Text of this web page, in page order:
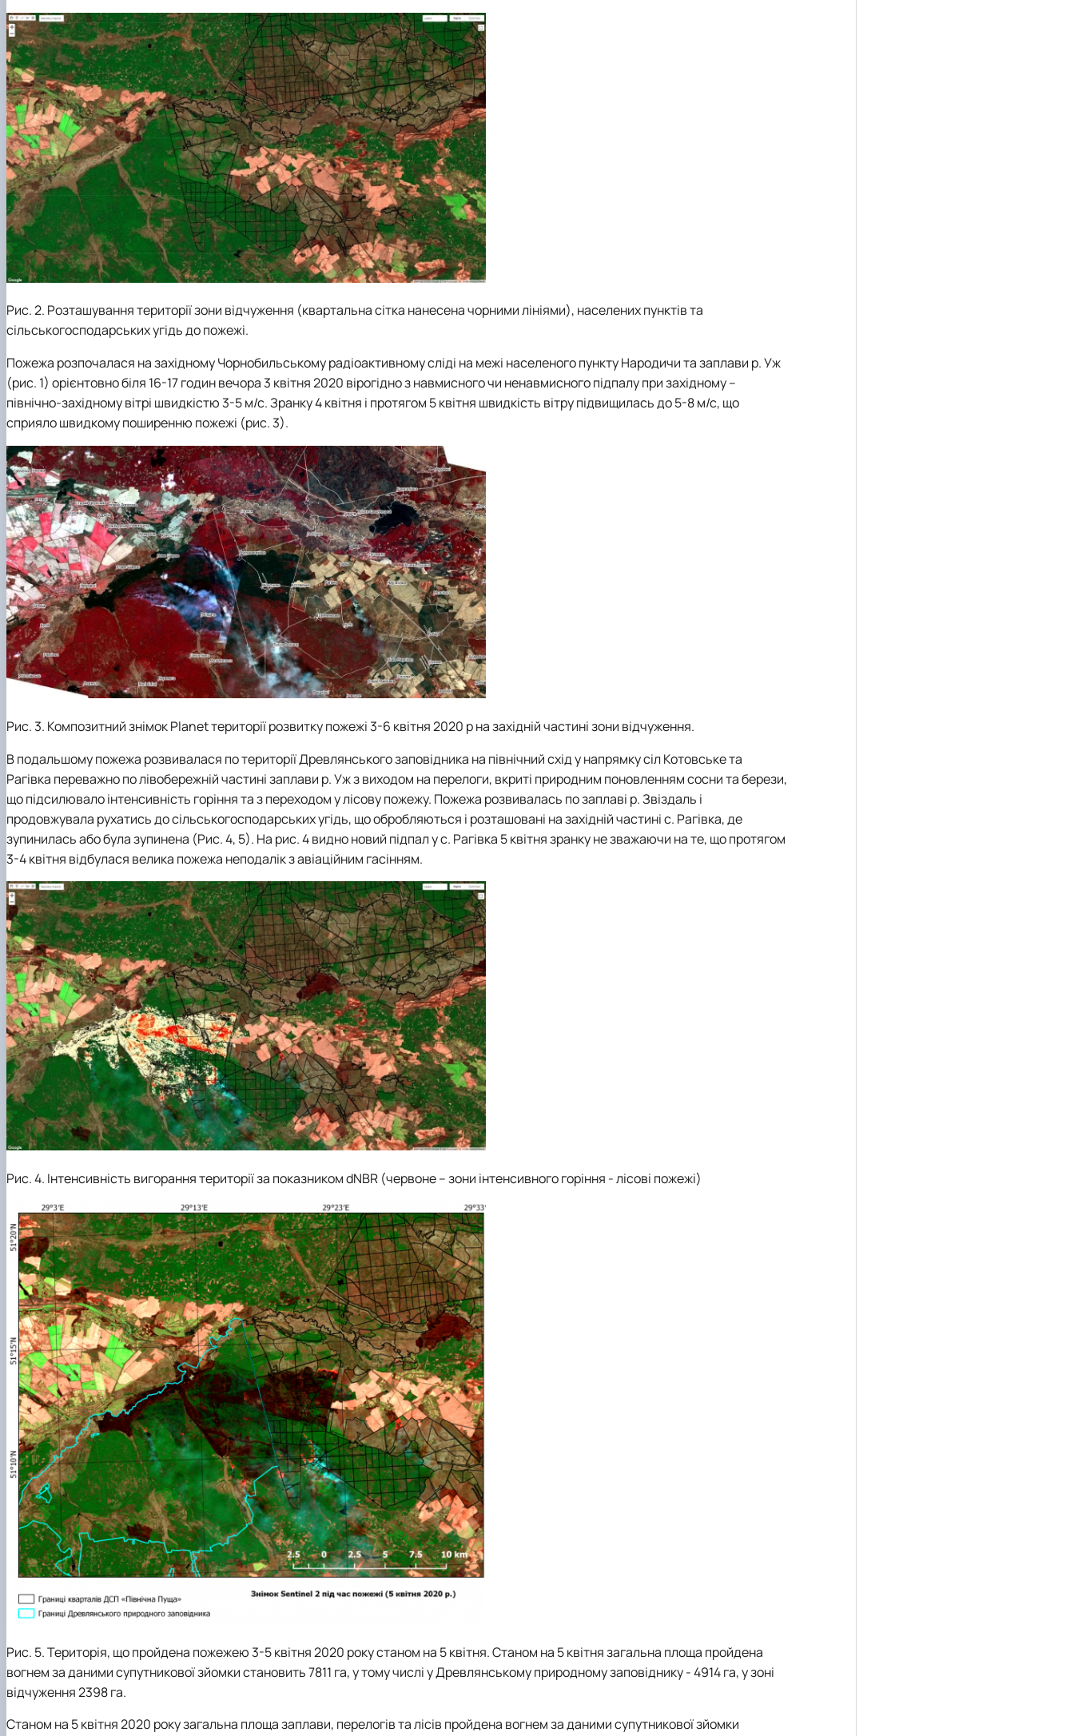
Рис. 2. Розташування території зони відчуження (квартальна сітка нанесена чорними лініями), населених пунктів та
сільськогосподарських угідь до пожежі.
Пожежа розпочалася на західному Чорнобильському радіоактивному сліді на межі населеного пункту Народичи та заплави р. Уж
(рис. 1) орієнтовно біля 16-17 годин вечора 3 квітня 2020 вірогідно з навмисного чи ненавмисного підпалу при західному –
північно-західному вітрі швидкістю 3-5 м/с. Зранку 4 квітня і протягом 5 квітня швидкість вітру підвищилась до 5-8 м/с, що
сприяло швидкому поширенню пожежі (рис. 3).
Рис. 3. Композитний знімок Planet території розвитку пожежі 3-6 квітня 2020 р на західній частині зони відчуження.
В подальшому пожежа розвивалася по території Древлянського заповідника на північний схід у напрямку сіл Котовське та
Рагівка переважно по лівобережній частині заплави р. Уж з виходом на перелоги, вкриті природним поновленням сосни та берези,
що підсилювало інтенсивність горіння та з переходом у лісову пожежу. Пожежа розвивалась по заплаві р. Звіздаль і
продовжувала рухатись до сільськогосподарських угідь, що обробляються і розташовані на західній частині с. Рагівка, де
зупинилась або була зупинена (Рис. 4, 5). На рис. 4 видно новий підпал у с. Рагівка 5 квітня зранку не зважаючи на те, що протягом
3-4 квітня відбулася велика пожежа неподалік з авіаційним гасінням.
Рис. 4. Інтенсивність вигорання території за показником dNBR (червоне – зони інтенсивного горіння - лісові пожежі)
Рис. 5. Територія, що пройдена пожежею 3-5 квітня 2020 року станом на 5 квітня. Станом на 5 квітня загальна площа пройдена
вогнем за даними супутникової зйомки становить 7811 га, у тому числі у Древлянському природному заповіднику - 4914 га, у зоні
відчуження 2398 га.
Станом на 5 квітня 2020 року загальна площа заплави, перелогів та лісів пройдена вогнем за даними супутникової зйомки